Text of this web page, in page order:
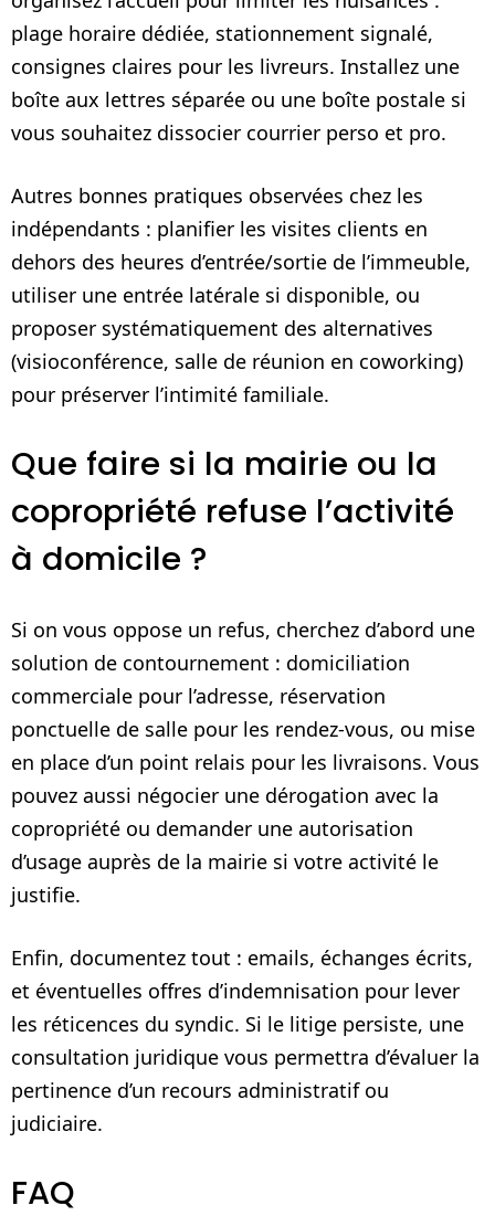
plage horaire dédiée, stationnement signalé,
consignes claires pour les livreurs. Installez une
boîte aux lettres séparée ou une boîte postale si
vous souhaitez dissocier courrier perso et pro.
Autres bonnes pratiques observées chez les
indépendants : planifier les visites clients en
dehors des heures d’entrée/sortie de l’immeuble,
utiliser une entrée latérale si disponible, ou
proposer systématiquement des alternatives
(visioconférence, salle de réunion en coworking)
pour préserver l’intimité familiale.
Que faire si la mairie ou la
copropriété refuse l’activité
à domicile ?
Si on vous oppose un refus, cherchez d’abord une
solution de contournement : domiciliation
commerciale pour l’adresse, réservation
ponctuelle de salle pour les rendez-vous, ou mise
en place d’un point relais pour les livraisons. Vous
pouvez aussi négocier une dérogation avec la
copropriété ou demander une autorisation
d’usage auprès de la mairie si votre activité le
justifie.
Enfin, documentez tout : emails, échanges écrits,
et éventuelles offres d’indemnisation pour lever
les réticences du syndic. Si le litige persiste, une
consultation juridique vous permettra d’évaluer la
pertinence d’un recours administratif ou
judiciaire.
FAQ